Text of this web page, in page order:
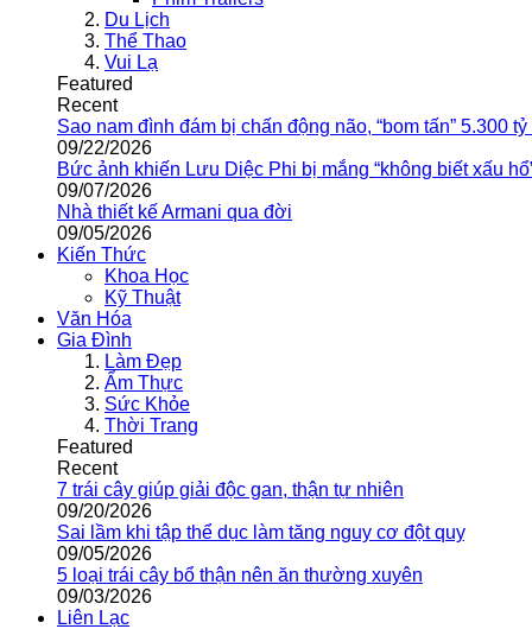
Du Lịch
Thể Thao
Vui Lạ
Featured
Recent
Sao nam đình đám bị chấn động não, “bom tấn” 5.300
09/22/2026
Bức ảnh khiến Lưu Diệc Phi bị mắng “không biết xấu
09/07/2026
Nhà thiết kế Armani qua đời
09/05/2026
Kiến Thức
Khoa Học
Kỹ Thuật
Văn Hóa
Gia Đình
Làm Đẹp
Ẩm Thực
Sức Khỏe
Thời Trang
Featured
Recent
7 trái cây giúp giải độc gan, thận tự nhiên
09/20/2026
Sai lầm khi tập thể dục làm tăng nguy cơ đột quỵ
09/05/2026
5 loại trái cây bổ thận nên ăn thường xuyên
09/03/2026
Liên Lạc